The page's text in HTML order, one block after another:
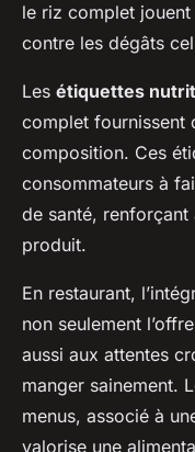
le riz complet
contre les dégâts
Les étiquettes
complet fournissent
composition. Ces
consommateurs à
de santé,
produit.
En restaurant,
non seulement
aussi aux attentes
manger sainement.
menus, associé à
valorise une